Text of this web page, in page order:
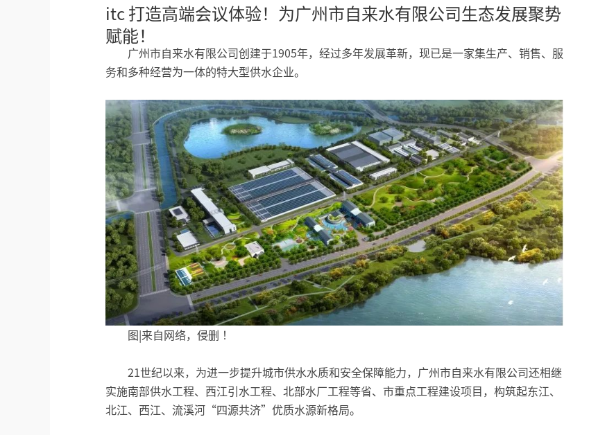
itc 打造高端会议体验！为广州市自来水有限公司生态发展聚势
赋能！
广州市自来水有限公司创建于1905年，经过多年发展革新，现已是一家集生产、销售、服
务和多种经营为一体的特大型供水企业。
图|来自网络，侵删 ！
21世纪以来，为进一步提升城市供水水质和安全保障能力，广州市自来水有限公司还相继
实施南部供水工程、西江引水工程、北部水厂工程等省、市重点工程建设项目，构筑起东江、
北江、西江、流溪河“四源共济”优质水源新格局。